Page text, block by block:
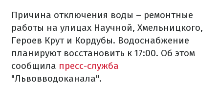
Причина отключения воды – ремонтные
работы на улицах Научной, Хмельницкого,
Героев Крут и Кордубы. Водоснабжение
планируют восстановить к 17:00. Об этом
сообщила пресс-служба
"Львовводоканала".